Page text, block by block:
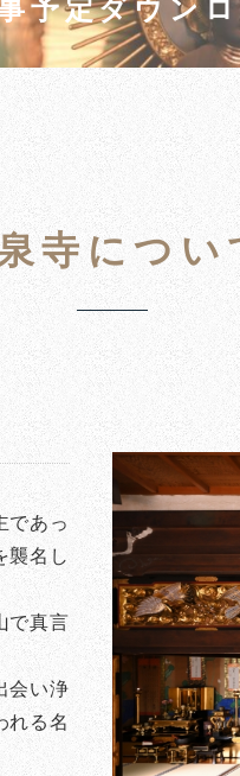
予定ダウン
寺につい
であっ
襲名し
で真言
会い浄
れる名